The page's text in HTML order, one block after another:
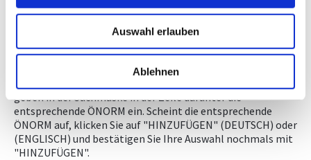
Auswahl erlauben
Ablehnen
Ich habe die Email erhalten und mich über den Link
beim ASI registriert. Wo kann ich nun meine 20
Normen auswählen?
Klicken Sie links oben auf das "Personen-Icon" und wählen
Sie in Ihren Anwendungen "MEINNORMENPAKET". Gehen
Sie dann links oben auf "DOKUMENTE HINZUFÜGEN" und
geben in der Suchmaske in der Zeile darunter die
entsprechende ÖNORM ein. Scheint die entsprechende
ÖNORM auf, klicken Sie auf "HINZUFÜGEN" (DEUTSCH) oder
(ENGLISCH) und bestätigen Sie Ihre Auswahl nochmals mit
"HINZUFÜGEN".